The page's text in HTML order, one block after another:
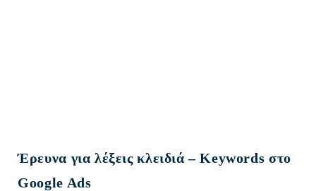
Έρευνα για λέξεις κλειδιά – Keywords στο
Google Ads